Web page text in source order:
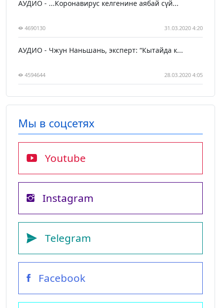
АУДИО - ...Коронавирус келгенине аябай сүй...
4690130 31.03.2020 4:20
АУДИО - Чжун Наньшань, эксперт: “Кытайда к...
4594644 28.03.2020 4:05
Мы в соцсетях
Youtube
Instagram
Telegram
Facebook